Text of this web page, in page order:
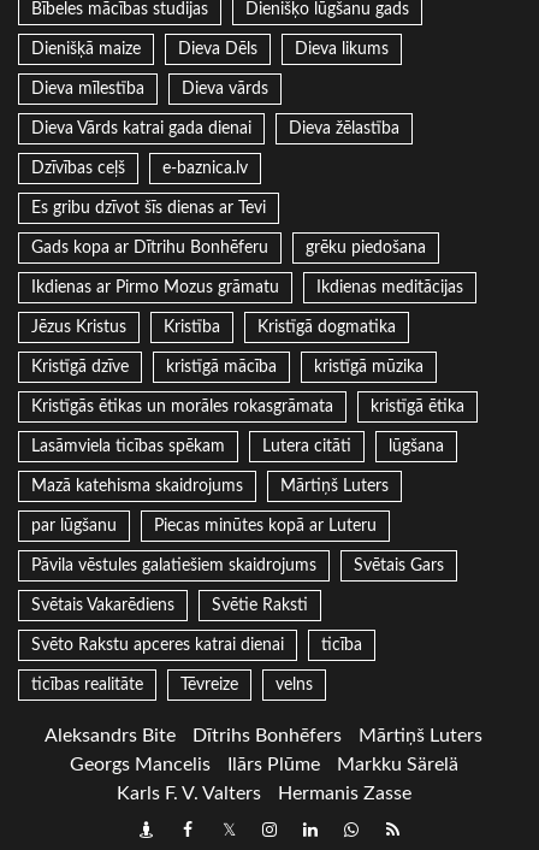
Bībeles mācības studijas Dienišķo lūgšanu gads
Dienišķā maize Dieva Dēls Dieva likums
Dieva mīlestība Dieva vārds
Dieva Vārds katrai gada dienai Dieva žēlastība
Dzīvības ceļš e-baznica.lv
Es gribu dzīvot šīs dienas ar Tevi
Gads kopa ar Dītrihu Bonhēferu grēku piedošana
Ikdienas ar Pirmo Mozus grāmatu Ikdienas meditācijas
Jēzus Kristus Kristība Kristīgā dogmatika
Kristīgā dzīve kristīgā mācība kristīgā mūzika
Kristīgās ētikas un morāles rokasgrāmata kristīgā ētika
Lasāmviela ticības spēkam Lutera citāti lūgšana
Mazā katehisma skaidrojums Mārtiņš Luters
par lūgšanu Piecas minūtes kopā ar Luteru
Pāvila vēstules galatiešiem skaidrojums Svētais Gars
Svētais Vakarēdiens Svētie Raksti
Svēto Rakstu apceres katrai dienai ticība
ticības realitāte Tēvreize velns
Aleksandrs Bite Dītrihs Bonhēfers
Mārtiņš Luters
Georgs Mancelis
Ilārs Plūme
Markku Särelä
Karls F. V. Valters
Hermanis Zasse
DraugiemFacebook
TwitterInstagram
LinkedInwhatsapp
RSS